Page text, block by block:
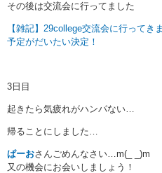
その後は交流会に行ってました
【雑記】29college交流会に行って
予定がだいたい決定！
3日目
起きたら気疲れがハンパない…
帰ることにしました…
ぱーおさんごめんなさい…m(_ _)m
又の機会にお会いしましょう！